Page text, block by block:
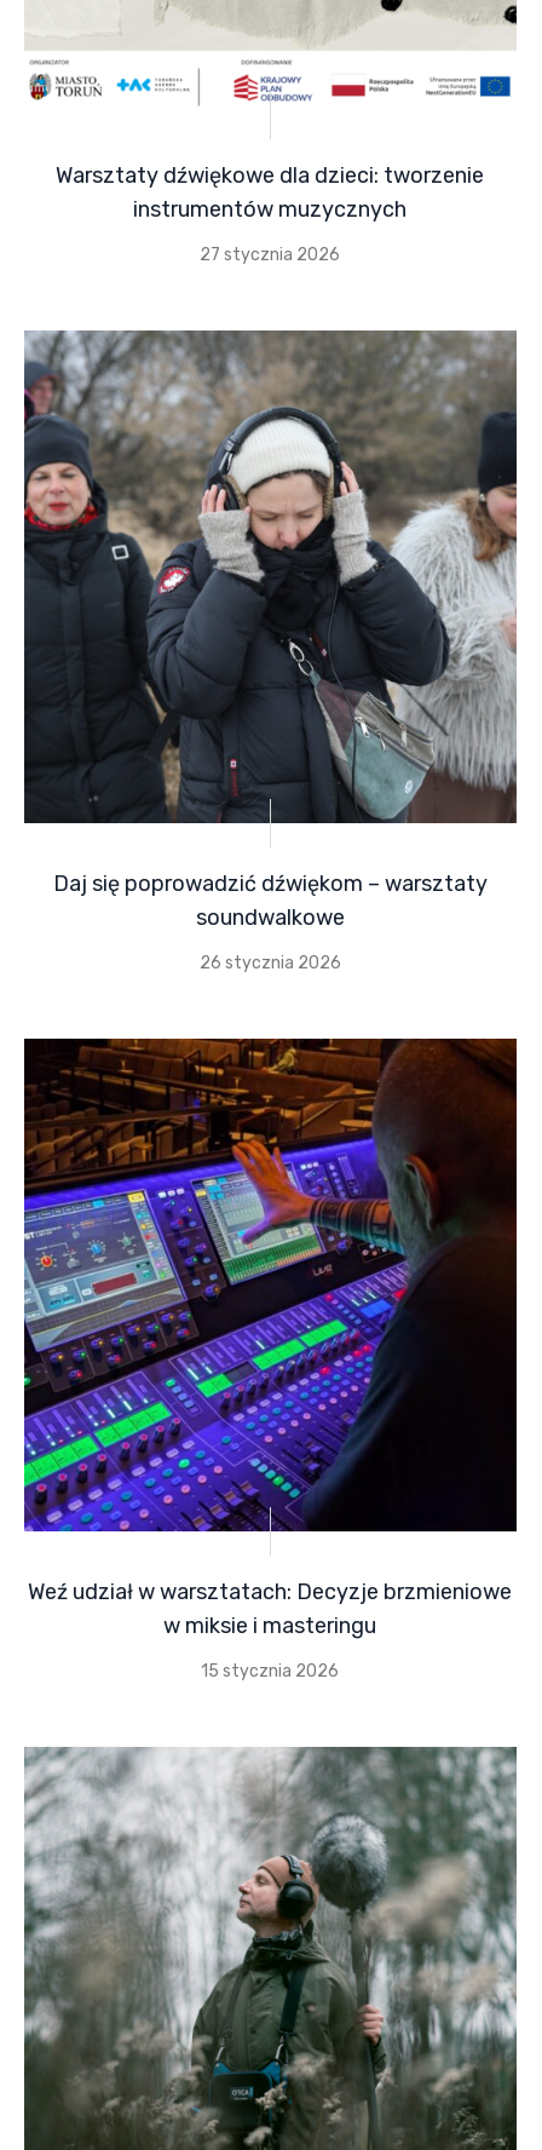
Warsztaty dźwiękowe dla dzieci: tworzenie
instrumentów muzycznych
27 stycznia 2026
Daj się poprowadzić dźwiękom – warsztaty
soundwalkowe
26 stycznia 2026
Weź udział w warsztatach: Decyzje brzmieniowe
w miksie i masteringu
15 stycznia 2026